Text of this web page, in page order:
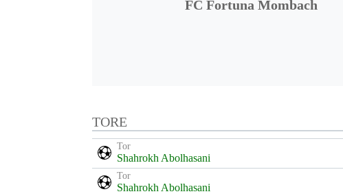
FC Fortuna Mombach
TORE
Tor
Shahrokh Abolhasani
Tor
Shahrokh Abolhasani